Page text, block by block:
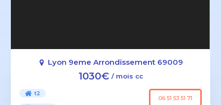
Lyon 9eme Arrondissement 69009
1030€ / mois cc
t2
06 51 53 51 71